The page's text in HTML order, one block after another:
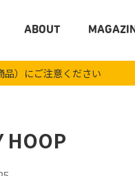
品）にご注意ください
ABOUT
HOOP